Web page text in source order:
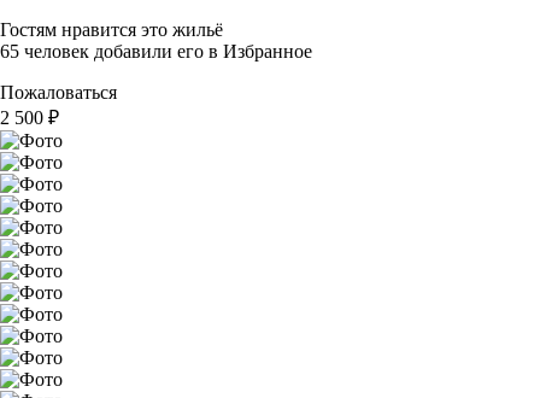
Гостям нравится это жильё
65 человек добавили его в Избранное
Пожаловаться
2 500 ₽